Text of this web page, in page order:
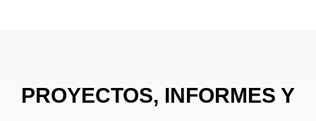
PROYECTOS, INFORMES Y